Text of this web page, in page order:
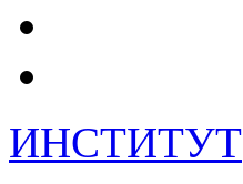
ИНСТИТУТ